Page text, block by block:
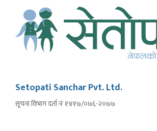
Setopati Sanchar Pvt. Ltd.
सूचना विभाग दर्ता नंः १४१७/०७६-२०७७